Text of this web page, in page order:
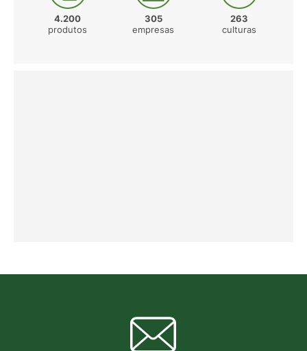
4.200
produtos
305
empresas
263
culturas